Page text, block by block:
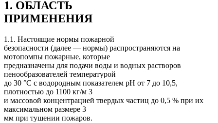
1. ОБЛАСТЬ
ПРИМЕНЕНИЯ
1.1. Настоящие нормы пожарной
безопасности (далее — нормы) распространяются на
мотопомпы пожарные, которые
предназначены для подачи воды и водных растворов
пенообразователей температурой
до 30 °С с водородным показателем рН от 7 до 10,5,
плотностью до 1100 кг/м 3
и массовой концентрацией твердых частиц до 0,5 % при их
максимальном размере 3
мм при тушении пожаров.